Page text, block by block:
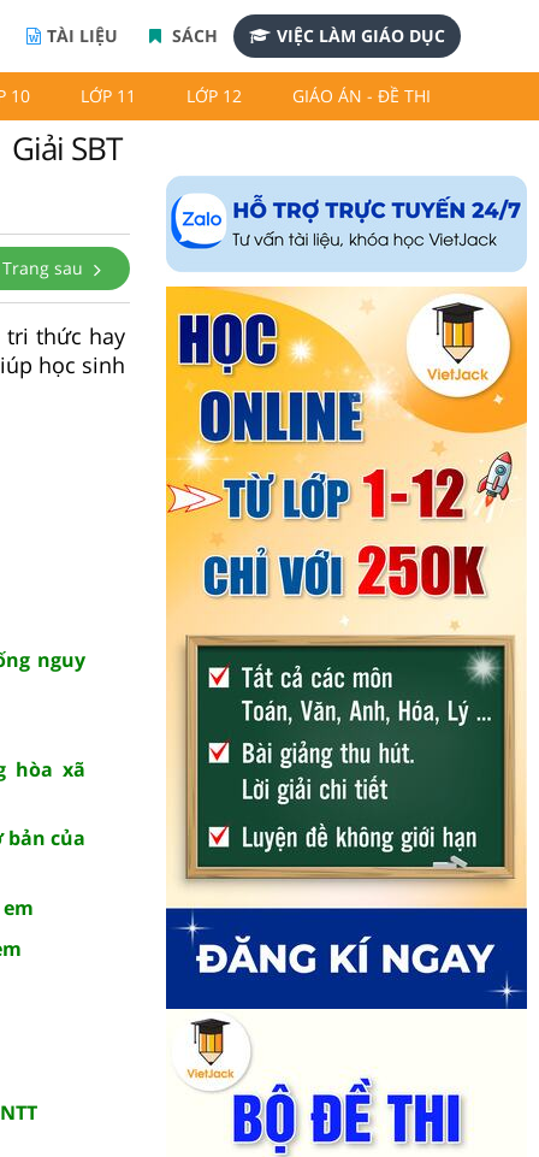
TÀI LIỆU SÁCH VIỆC LÀM GIÁO DỤC
10 LỚP 11 LỚP 12 GIÁO ÁN - ĐỀ THI
SBT
Trang sau
tri thức hay
học sinh
nguy
hòa xã
bản của